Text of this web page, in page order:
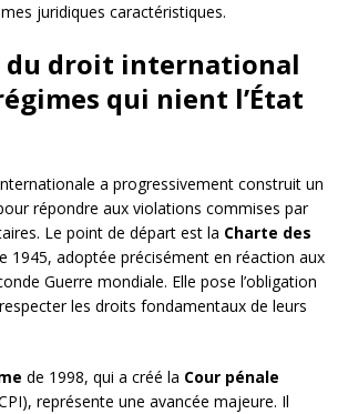
juridiques caractéristiques.
du droit international
qui nient l’État
a progressivement construit un
répondre aux violations commises par
Le point de départ est la Charte des
1945, adoptée précisément en réaction aux
Guerre mondiale. Elle pose l’obligation
les droits fondamentaux de leurs
de 1998, qui a créé la Cour pénale
représente une avancée majeure. Il